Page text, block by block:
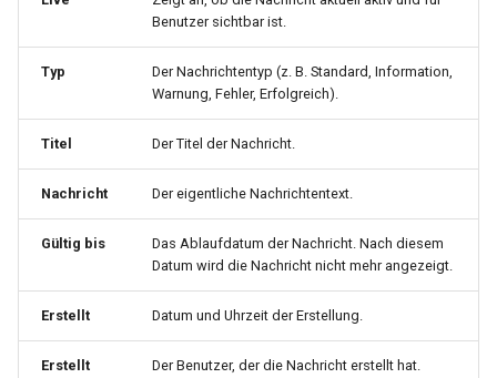
Zeitschaltplan
Prozessbild
V4.5
V4.4
V4.3
V4.2
Dokumentation
Benutzer sichtbar ist.
Typ
Der Nachrichtentyp (z. B. Standard, Information,
Warnung, Fehler, Erfolgreich).
Titel Der Titel der Nachricht.
Nachricht Der eigentliche Nachrichtentext.
Gültig bis
Das Ablaufdatum der Nachricht. Nach diesem
Datum wird die Nachricht nicht mehr angezeigt.
Erstellt Datum und Uhrzeit der Erstellung.
Erstellt
Der Benutzer, der die Nachricht erstellt hat.